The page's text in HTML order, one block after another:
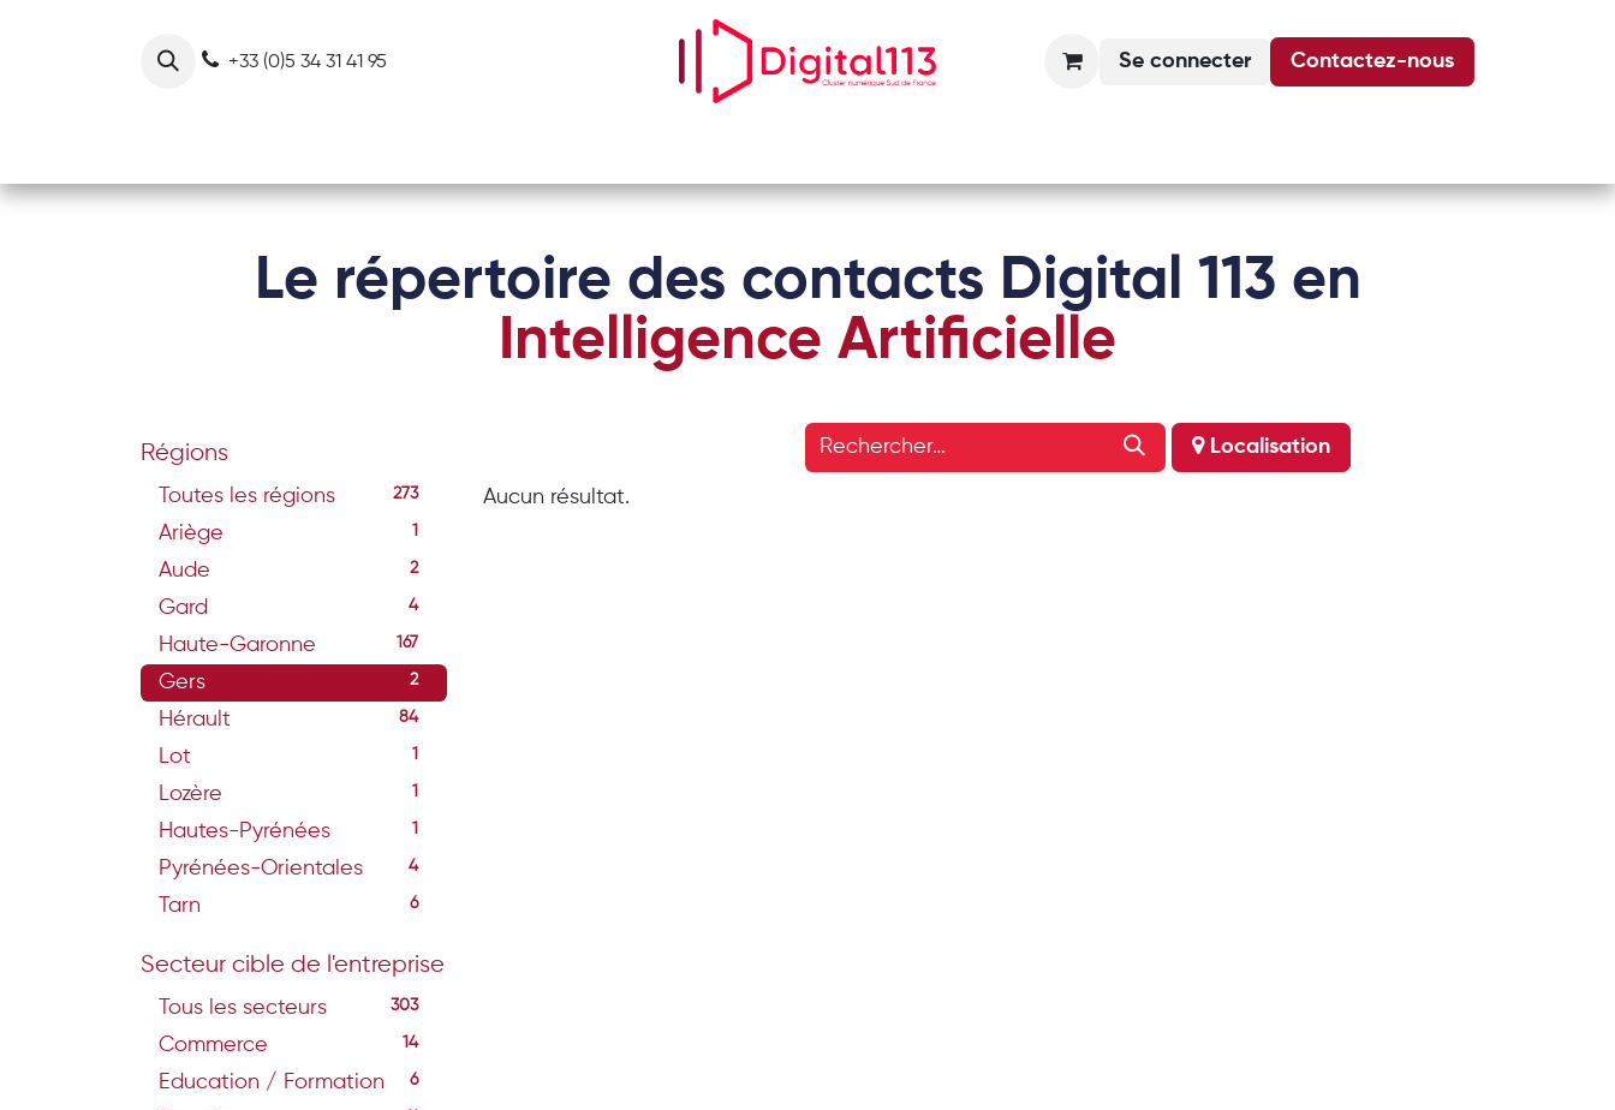
+33 (0)5 34 31 41 95 Se connecter Contactez-nous
Le répertoire des contacts Digital 113 en
Intelligence Artificielle
Régions
Toutes les régions 273
Ariège 1
Aude 2
Gard 4
Haute-Garonne 167
Gers 2
Hérault 84
Lot 1
Lozère 1
Hautes-Pyrénées 1
Pyrénées-Orientales 4
Tarn 6
Secteur cible de l'entreprise
Tous les secteurs 303
Commerce 14
Education / Formation 6
Localisation
Aucun résultat.